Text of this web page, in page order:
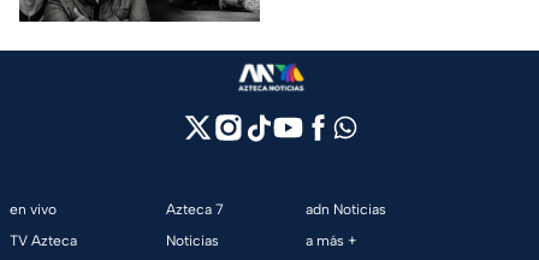
en vivo
TV Azteca
Azteca 7
Noticias
adn Noticias
a más +